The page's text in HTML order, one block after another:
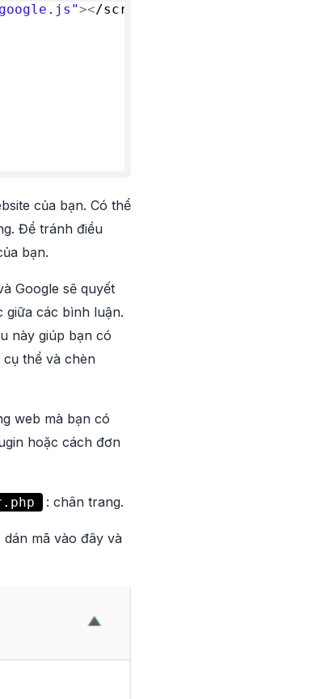
></script
của bạn. Có thể
Để tránh điều
bạn.
Google sẽ quyết
giữa các bình luận.
này giúp bạn có
thể và chèn
web mà bạn có
hoặc cách đơn
: chân trang.
mã vào đây và